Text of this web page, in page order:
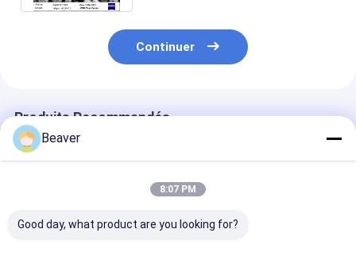
Continuer
Produits Recommandés
Beaver
8:07 PM
Good day, what product are you looking for?